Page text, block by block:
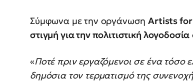
Σύμφωνα με την οργάνωσηArtists for
στιγμή για την πολιτιστική λογοδοσία
«Ποτέ πριν εργαζόμενοι σε ένα τόσο
δημόσια τον τερματισμό της